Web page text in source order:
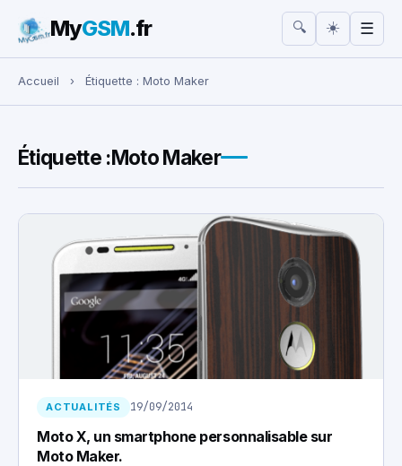
Rechercher :
MyGSM.fr 🔍 ☀️ ☰
Accueil › Étiquette : Moto Maker
Étiquette :Moto Maker
ACTUALITÉS 19/09/2014
Moto X, un smartphone personnalisable sur
Moto Maker.